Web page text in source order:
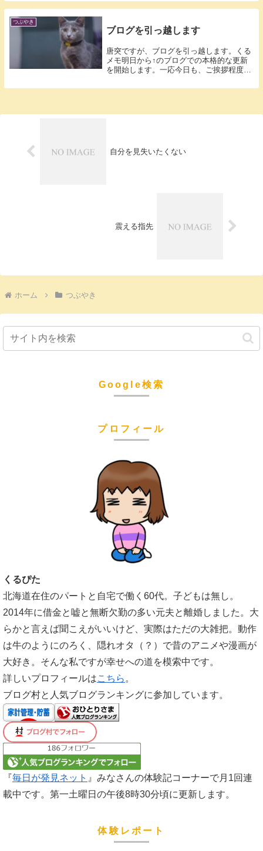
つぶやき
ブログを引っ越します
唐突ですが、ブログを引っ越します。くる
メモ明日から↑のブログでの本格的な更新
を開始します。一応今日も、ご挨拶程度の
自分を見失いたくない
震える指先
ホーム つぶやき
Google検索
プロフィール
くるぴた
北海道在住のパートと自宅で働く60代。子どもは無し。
2014年に借金と嘘と無断欠勤の多い元夫と離婚しました。大
らかと言えば聞こえがいいけど、実際はただの大雑把。動作
は牛のようにのろく、隠れオタ（？）で昔のアニメや漫画が
大好き。そんな私ですが幸せへの道を模索中です。
詳しいプロフィールはこちら 。
ブログ村と人気ブログランキングに参加しています。
『毎日が発見ネット 』みなさんの体験記コーナーで月1回連
載中です。第一土曜日の午後8時30分頃に更新します。
体験レポート